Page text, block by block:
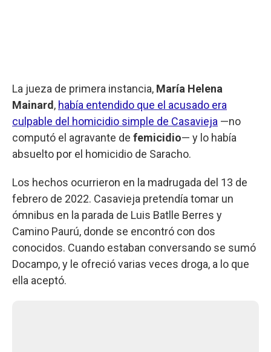
La jueza de primera instancia, María Helena
Mainard , había entendido que el acusado era
culpable del homicidio simple de Casavieja —no
computó el agravante de femicidio— y lo había
absuelto por el homicidio de Saracho.
Los hechos ocurrieron en la madrugada del 13 de
febrero de 2022. Casavieja pretendía tomar un
ómnibus en la parada de Luis Batlle Berres y
Camino Paurú, donde se encontró con dos
conocidos. Cuando estaban conversando se sumó
Docampo, y le ofreció varias veces droga, a lo que
ella aceptó.